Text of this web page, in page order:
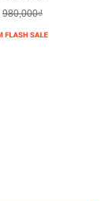
980,000₫